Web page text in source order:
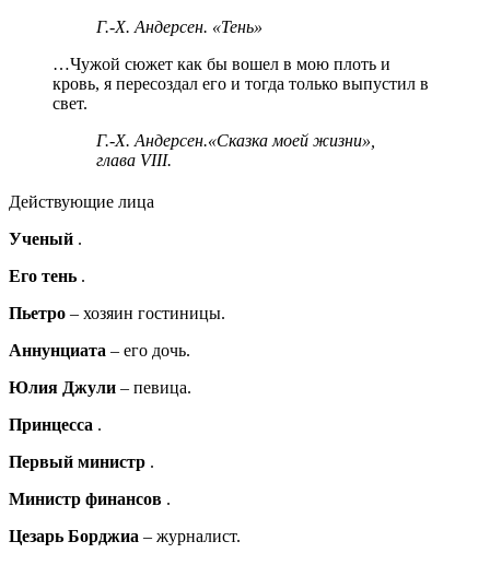
Г.-Х. Андерсен. «Тень»
…Чужой сюжет как бы вошел в мою плоть и
кровь, я пересоздал его и тогда только выпустил в
свет.
Г.-Х. Андерсен.«Сказка моей жизни»,
глава VIII.
Действующие лица
Ученый .
Его тень .
Пьетро – хозяин гостиницы.
Аннунциата – его дочь.
Юлия Джули – певица.
Принцесса .
Первый министр .
Министр финансов .
Цезарь Борджиа – журналист.